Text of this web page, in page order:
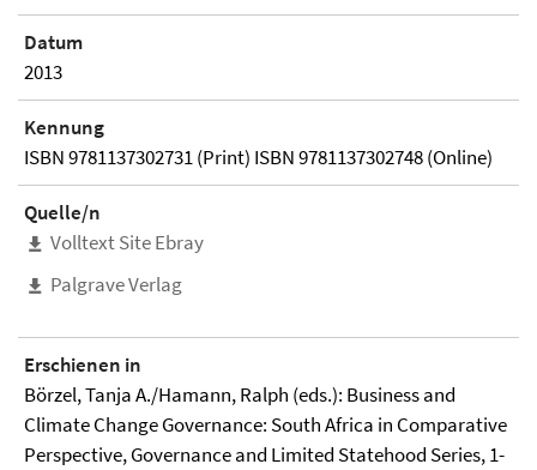
Datum
2013
Kennung
ISBN 9781137302731 (Print) ISBN 9781137302748 (Online)
Quelle/n
Volltext Site Ebray
Palgrave Verlag
Erschienen in
Börzel, Tanja A./Hamann, Ralph (eds.): Business and
Climate Change Governance: South Africa in Comparative
Perspective, Governance and Limited Statehood Series, 1-